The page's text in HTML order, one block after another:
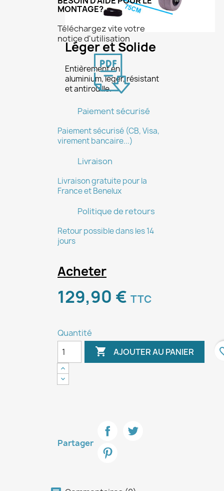
Léger et Solide
Entièrement en
aluminium, léger, résistant
et antirouille.
MONTAGE?
Téléchargez vite votre
notice d'utilisation
Paiement sécurisé
Paiement sécurisé (CB, Visa,
virement bancaire...)
Livraison
Livraison gratuite pour la
France et Benelux
Politique de retours
Retour possible dans les 14
jours
Acheter
129,90 € TTC
Quantité
 AJOUTER AU PANIER
Partager
Créer une liste d'envies
Annuler Créer une liste d'envies